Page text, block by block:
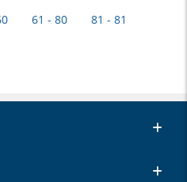
61 - 80 81 - 81